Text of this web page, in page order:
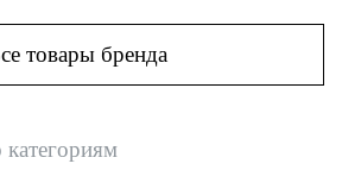
товары бренда